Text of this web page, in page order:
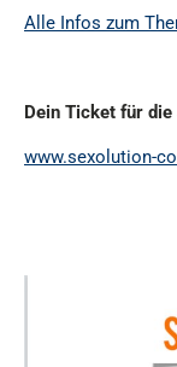
Alle Infos zum
Dein Ticket für
www.sexolution-